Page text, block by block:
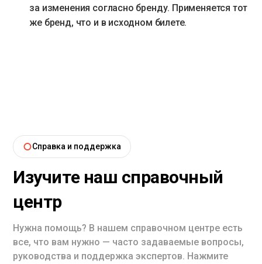
за изменения согласно бренду. Применяется тот
же бренд, что и в исходном билете.
Справка и поддержка
Изучите наш справочный
центр
Нужна помощь? В нашем справочном центре есть
все, что вам нужно — часто задаваемые вопросы,
руководства и поддержка экспертов. Нажмите